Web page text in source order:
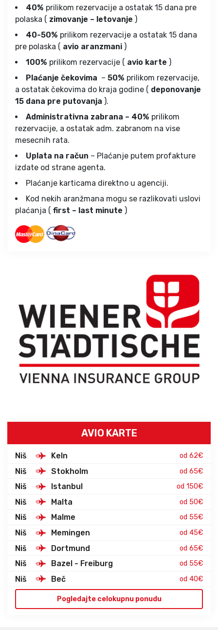
40% prilikom rezervacije a ostatak 15 dana pre
polaska ( zimovanje – letovanje )
40-50% prilikom rezervacije a ostatak 15 dana
pre polaska ( avio aranzmani )
100% prilikom rezervacije ( avio karte )
Plaćanje čekovima – 50% prilikom rezervacije,
a ostatak čekovima do kraja godine ( deponovanje
15 dana pre putovanja ).
Administrativna zabrana – 40% prilikom
rezervacije, a ostatak adm. zabranom na vise
mesecnih rata.
Uplata na račun – Plaćanje putem profakture
izdate od strane agenta.
Plaćanje karticama direktno u agenciji.
Kod nekih aranžmana mogu se razlikovati uslovi
plaćanja ( first – last minute )
AVIO KARTE
Niš Keln od 62€
Niš Stokholm od 65€
Niš Istanbul od 150€
Niš Malta od 50€
Niš Malme od 55€
Niš Memingen od 45€
Niš Dortmund od 65€
Niš Bazel - Freiburg od 55€
Niš Beč od 40€
Pogledajte celokupnu ponudu